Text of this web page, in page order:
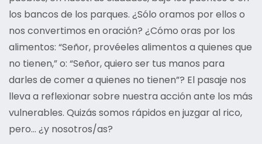
los bancos de los parques. ¿Sólo oramos por ellos o
nos convertimos en oración? ¿Cómo oras por los
alimentos: “Señor, provéeles alimentos a quienes que
no tienen,” o: “Señor, quiero ser tus manos para
darles de comer a quienes no tienen”? El pasaje nos
lleva a reflexionar sobre nuestra acción ante los más
vulnerables. Quizás somos rápidos en juzgar al rico,
pero… ¿y nosotros/as?